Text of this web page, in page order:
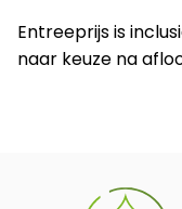
Entreeprijs is
naar keuze na